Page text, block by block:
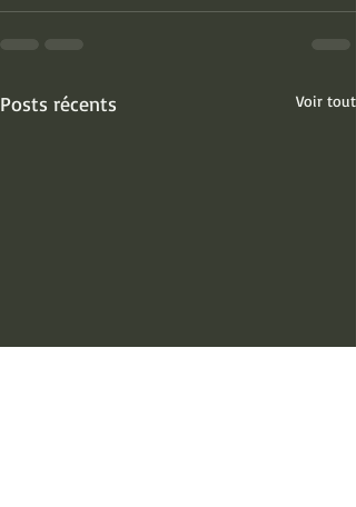
Posts récents Voir tout